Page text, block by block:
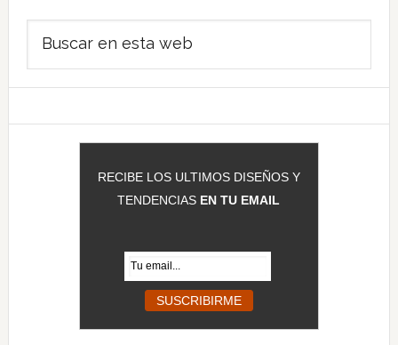
Barra
lateral
principal
RECIBE LOS ULTIMOS DISEÑOS Y
TENDENCIAS EN TU EMAIL